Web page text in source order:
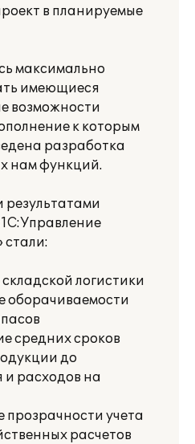
в планируемые
максимально
имеющиеся
возможности
к которым
разработка
нам функций.
стали:
логистики
оборачиваемости
средних сроков
до
и расходов на
учета
расчетов